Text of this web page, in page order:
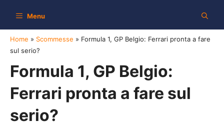
Menu
Home » Scommesse » Formula 1, GP Belgio: Ferrari pronta a fare
sul serio?
Formula 1, GP Belgio:
Ferrari pronta a fare sul
serio?